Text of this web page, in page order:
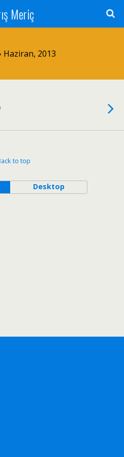
Meriç
Haziran, 2013
to top
Desktop